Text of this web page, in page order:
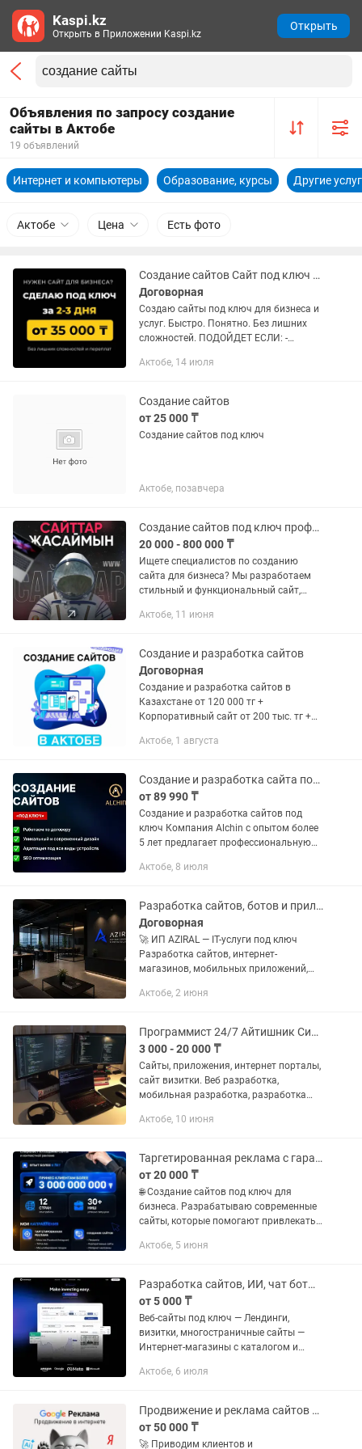
Объявления по запросу создание
сайты в Актобе
19 объявлений
Интернет и компьютеры Образование, курсы Другие
Актобе Цена Есть фото
Создание сайтов Сайт под ключ Разработка сайта Создание сайта
Договорная
Создаю сайты под ключ для бизнеса и
услуг. Быстро. Понятно. Без лишних
сложностей. ПОДОЙДЕТ ЕСЛИ: -
получать заявки из интернета - нужен
Актобе, 14 июля
Создание сайтов
от 25 000 ₸
Создание сайтов под ключ
Актобе, позавчера
Создание сайтов под ключ профессионально и быстро!
20 000 - 800 000 ₸
Ищете специалистов по созданию
сайта для бизнеса? Мы разработаем
стильный и функциональный сайт,
конкурентов! 💻 ✅ Полная разработка
дизайн,...
Актобе, 11 июня
Создание и разработка сайтов
Договорная
Создание и разработка сайтов в
Казахстане от 120 000 тг +
Корпоративный сайт от 200 тыс. тг +
Интернет-магазин от 300 тыс. тг +
Актобе, 1 августа
Создание и разработка сайта под ключ
от 89 990 ₸
Создание и разработка сайтов под
ключ Компания Alchin с опытом более
5 лет предлагает профессиональную
бизнеса. Мы создаем сайты, которые
Актобе, 8 июля
Разработка сайтов, ботов и приложений
Договорная
🚀 ИП AZIRAL — IT-услуги под ключ
Разработка сайтов, интернет-
магазинов, мобильных приложений,
бизнес-процессов. 💻 Компьютерная
Актобе, 2 июня
Программист 24/7 Айтишник Системный Администратор
3 000 - 20 000 ₸
Сайты, приложения, интернет порталы,
сайт визитки. Веб разработка,
мобильная разработка, разработка
API, Тестирование. Frontend, backend,
Актобе, 10 июня
Таргетированная реклама с гарантией
от 20 000 ₸
🌐 Создание сайтов под ключ для
бизнеса. Разрабатываю современные
сайты, которые помогают привлекать
Лэндинги, корпоративные сайты,
Актобе, 5 июня
Разработка сайтов, ИИ, чат боты, IT решения
от 5 000 ₸
Веб-сайты под ключ — Лендинги,
визитки, многостраничные сайты —
Интернет-магазины с каталогом и
порталы — SaaS, CRM/ERP-системы —
Актобе, 6 июля
Продвижение и реклама сайтов и услуги в интернете Google, Instagram, Яндекс
от 50 000 ₸
🚀 Приводим клиентов и
Kaspi.kz
Открыть в Приложении Kaspi.kz
Открыть